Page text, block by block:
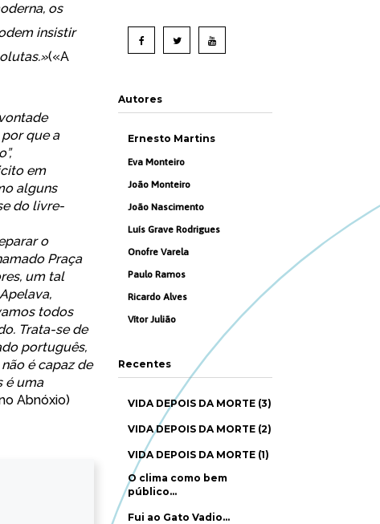
os
insistir
(«A
que a
em
alguns
do livre-
o
Praça
um tal
todos
Trata-se de
português,
é capaz de
é uma
Abnóxio)
Autores
Ernesto Martins
Eva Monteiro
João Monteiro
João Nascimento
Luís Grave Rodrigues
Onofre Varela
Paulo Ramos
Ricardo Alves
Vítor Julião
Recentes
VIDA DEPOIS DA MORTE (3)
VIDA DEPOIS DA MORTE (2)
VIDA DEPOIS DA MORTE (1)
O clima como bem
público…
Fui ao Gato Vadio…